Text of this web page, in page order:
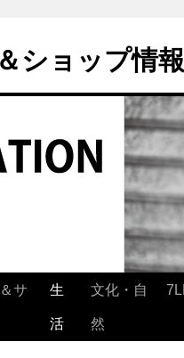
ショップ情報
サ 生
活
文化・自
然